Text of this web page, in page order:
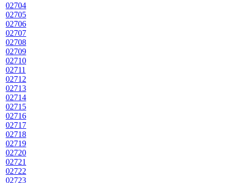
02704
02705
02706
02707
02708
02709
02710
02711
02712
02713
02714
02715
02716
02717
02718
02719
02720
02721
02722
02723